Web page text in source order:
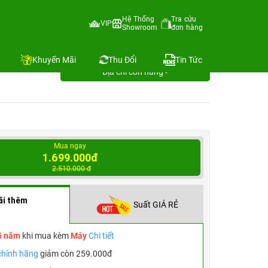
VIP
Hệ Thống
Showroom
Tra cứu
đơn hàng
Khuyến Mãi Thu Đổi Tin Tức
1 12
Địa chỉ còn hàng
Mua ngay
1.699.000đ
2.510.000 đ
thêm Suất GIÁ RẺ
nămkhi mua kèm Máy Chi tiết
hãng giảm còn 259.000đ